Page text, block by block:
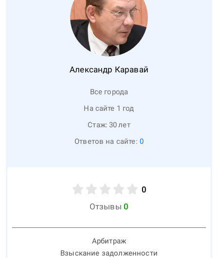
Александр Каравай
Все города
На сайте 1 год
Стаж: 30лет
Ответов на сайте: 0
0
Отзывы 0
Арбитраж
Взыскание задолженности